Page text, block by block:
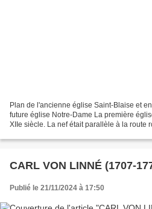
Plan de l'ancienne église Saint-Blaise et
future église Notre-Dame La première
XIIe siècle. La nef était parallèle à la route
CARL VON LINNÉ (1707-
Publié le 21/11/2024 à 17:50